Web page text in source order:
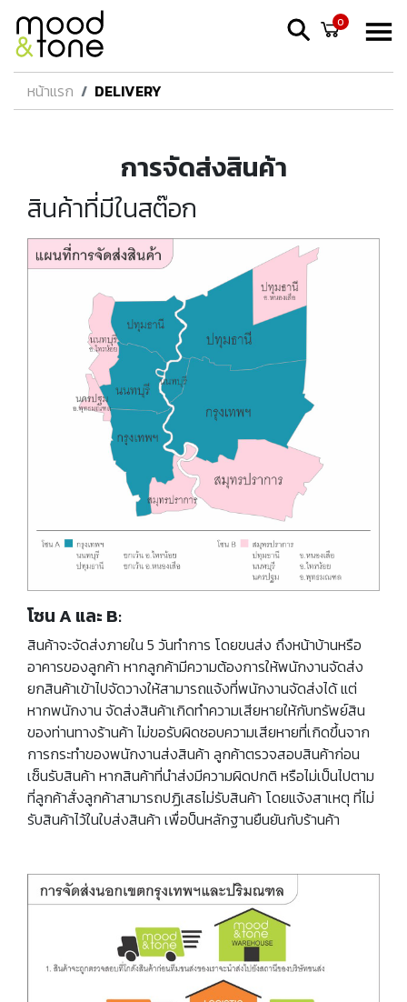
0
หน้าแรก DELIVERY
การจัดส่งสินค้า
สินค้าที่มีในสต๊อก
โซน A และ B:
สินค้าจะจัดส่งภายใน 5 วันทำการ โดยขนส่ง ถึงหน้าบ้านหรือ
อาคารของลูกค้า หากลูกค้ามีความต้องการให้พนักงานจัดส่ง
ยกสินค้าเข้าไปจัดวางให้สามารถแจ้งที่พนักงานจัดส่งได้ แต่
หากพนักงาน จัดส่งสินค้าเกิดทำความเสียหายให้กับทรัพย์สิน
ของท่านทางร้านค้า ไม่ขอรับผิดชอบความเสียหายที่เกิดขึ้นจาก
การกระทำของพนักงานส่งสินค้า ลูกค้าตรวจสอบสินค้าก่อน
เซ็นรับสินค้า หากสินค้าที่นำส่งมีความผิดปกติ หรือไม่เป็นไปตาม
ที่ลูกค้าสั่งลูกค้าสามารถปฏิเสธไม่รับสินค้า โดยแจ้งสาเหตุ ที่ไม่
รับสินค้าไว้ในใบส่งสินค้า เพื่อป็นหลักฐานยืนยันกับร้านค้า